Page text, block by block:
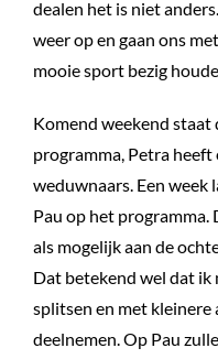
dealen het is niet
weer op en gaan ons
mooie sport bezig
Komend weekend staat
programma, Petra heeft
weduwnaars. Een
Pau op het
als mogelijk aan de
Dat betekend wel dat ik
splitsen en met kleinere
deelnemen. Op Pau